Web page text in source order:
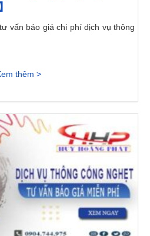
vấn báo giá chi phí dịch vụ thông
thêm >